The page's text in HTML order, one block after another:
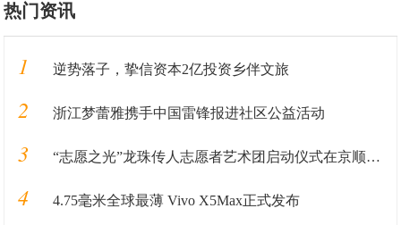
热门资讯
1 逆势落子，挚信资本2亿投资乡伴文旅
2 浙江梦蕾雅携手中国雷锋报进社区公益活动
3 “志愿之光”龙珠传人志愿者艺术团启动仪式在京顺利启动
4 4.75毫米全球最薄 Vivo X5Max正式发布